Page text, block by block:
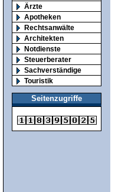
Ärzte
Apotheken
Rechtsanwälte
Architekten
Notdienste
Steuerberater
Sachverständige
Touristik
Seitenzugriffe